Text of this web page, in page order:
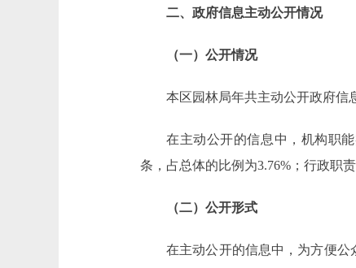
二、政府信息主动公开情况
（一）公开情况
本区园林局年共主动公开政府信
在主动公开的信息中，机构职
条，占总体的比例为3.76%；行政职
（二）公开形式
在主动公开的信息中，为方便